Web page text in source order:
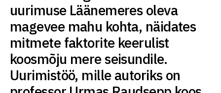
uurimuse Läänemeres oleva
magevee mahu kohta, näidates
mitmete faktorite keerulist
koosmõju mere seisundile.
Uurimistöö, mille autoriks on